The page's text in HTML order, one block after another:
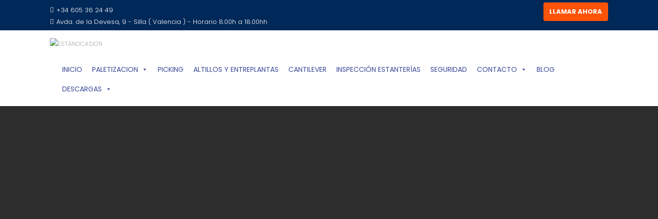
+34 605 36 24 49
Avda. de la Devesa, 9 - Silla ( Valencia ) - Horario 8.00h a 18.00hh
LLAMAR AHORA
INICIO PALETIZACION PICKING ALTILLOS Y ENTREPLANTAS CANTILEVER INSPECCIÓN ESTANTERÍAS SEGURIDAD CONTACTO
BLOG
DESCARGAS
SOLICITA TU PRESUPUESTO